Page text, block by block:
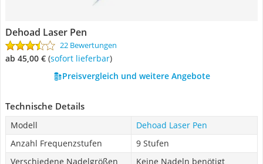
Dehoad Laser Pen
22 Bewertungen
ab 45,00 € ( Sofort lieferbar)
Preisvergleich und weitere Angebote
Technische Details
Modell
Dehoad Laser Pen
Anzahl Frequenzstufen
9 Stufen
Verschiedene Nadelgrößen
Keine Nadeln benötigt